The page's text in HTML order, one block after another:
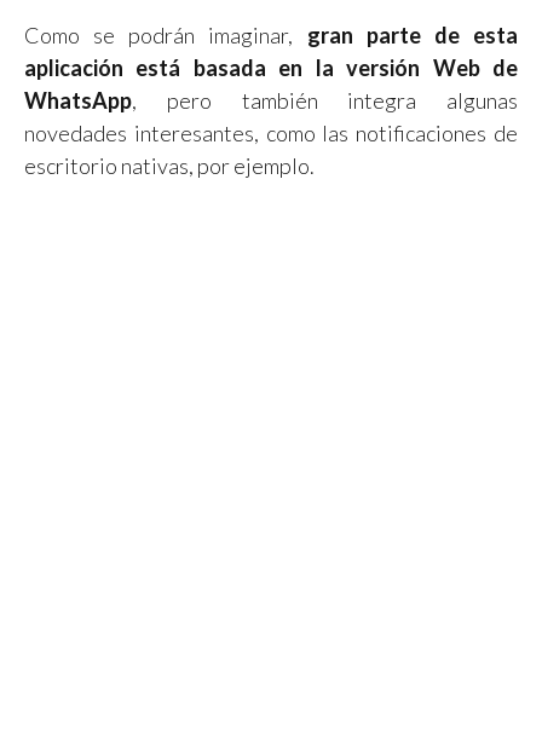
Como se podrán imaginar, gran parte de esta
aplicación está basada en la versión Web de
WhatsApp, pero también integra algunas
novedades interesantes, como las notificaciones de
escritorio nativas, por ejemplo.